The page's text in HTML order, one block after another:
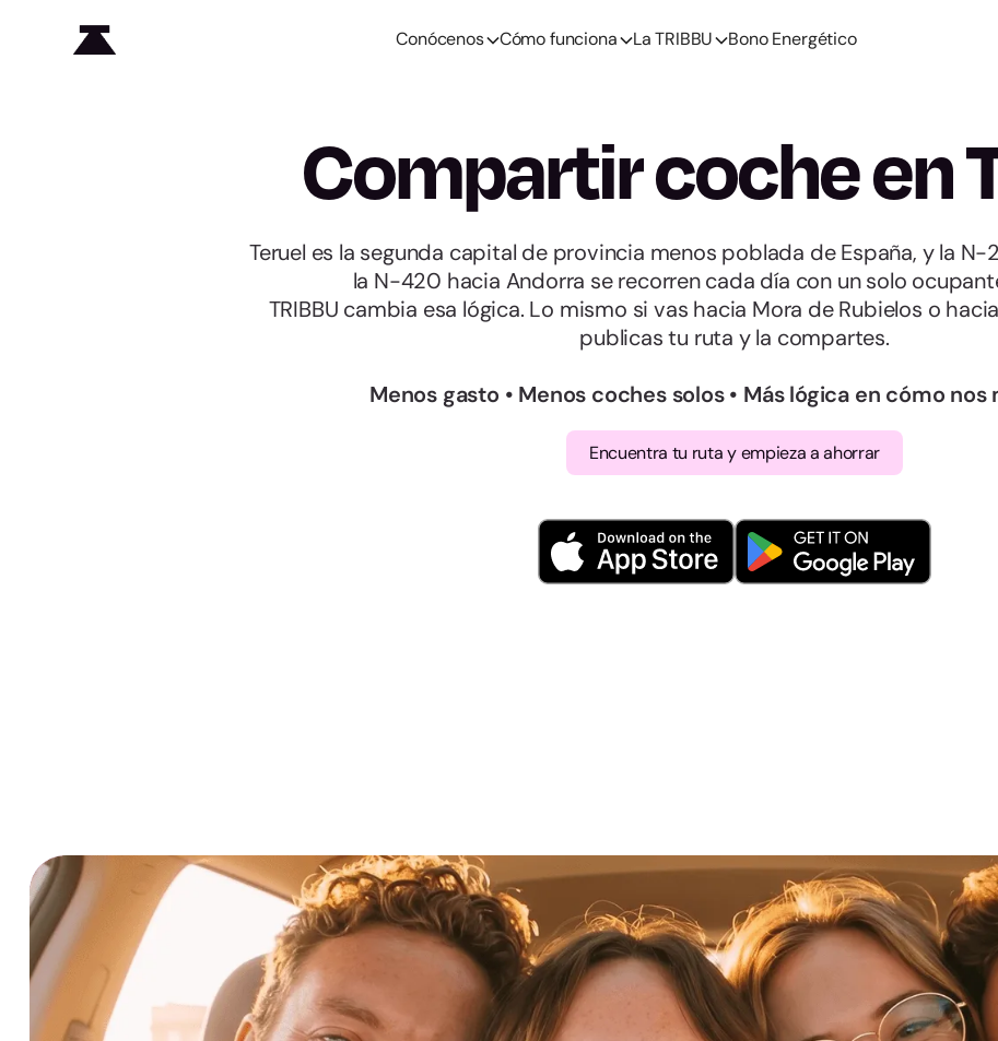
Conócenos Cómo funciona La TRIBBU Bono Energético
Compartir coche en
Teruel es la segunda capital de provincia menos poblada de España, y la
la N-420 hacia Andorra se recorren cada día con un solo
TRIBBU cambia esa lógica. Lo mismo si vas hacia Mora de Rubielos o
publicas tu ruta y la compartes.
Menos gasto • Menos coches solos • Más lógica en cómo nos
Encuentra tu ruta y empieza a ahorrar